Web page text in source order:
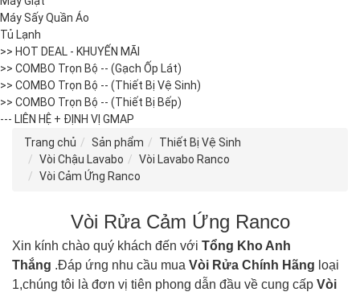
Máy Sấy Quần Áo
Tủ Lạnh
>> HOT DEAL - KHUYẾN MÃI
>> COMBO Trọn Bộ -- (Gạch Ốp Lát)
>> COMBO Trọn Bộ -- (Thiết Bị Vệ Sinh)
>> COMBO Trọn Bộ -- (Thiết Bị Bếp)
--- LIÊN HỆ + ĐỊNH VỊ GMAP
Trang chủ
Sản phẩm
Thiết Bị Vệ Sinh
Vòi Chậu Lavabo
Vòi Lavabo Ranco
Vòi Cảm Ứng Ranco
Vòi Rửa Cảm Ứng Ranco
Xin kính chào quý khách đến với Tổng Kho Anh
Thắng .Đáp ứng nhu cầu mua Vòi Rửa Chính Hãng loại
1,chúng tôi là đơn vị tiên phong dẫn đầu về cung cấp Vòi